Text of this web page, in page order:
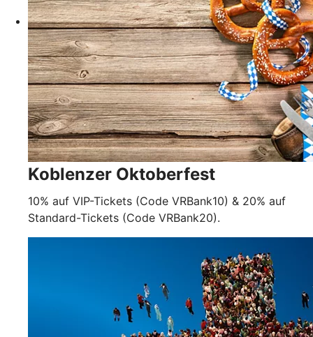
Koblenzer Oktoberfest
10% auf VIP-Tickets (Code VRBank10) & 20% auf
Standard-Tickets (Code VRBank20).